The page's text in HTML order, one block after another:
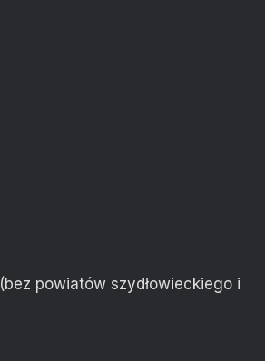
(bez powiatów szydłowieckiego i